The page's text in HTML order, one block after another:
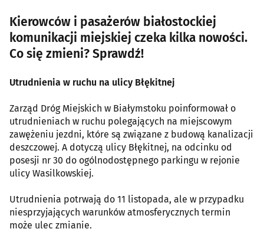
Kierowców i pasażerów białostockiej
komunikacji miejskiej czeka kilka nowości.
Co się zmieni? Sprawdź!
Utrudnienia w ruchu na ulicy Błękitnej
Zarząd Dróg Miejskich w Białymstoku poinformował o
utrudnieniach w ruchu polegających na miejscowym
zawężeniu jezdni, które są związane z budową kanalizacji
deszczowej. A dotyczą ulicy Błękitnej, na odcinku od
posesji nr 30 do ogólnodostępnego parkingu w rejonie
ulicy Wasilkowskiej.
Utrudnienia potrwają do 11 listopada, ale w przypadku
niesprzyjających warunków atmosferycznych termin
może ulec zmianie.